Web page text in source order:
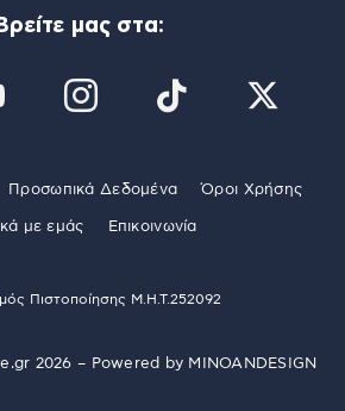
μας στα:
Προσωπικά Δεδομένα Όροι Χρήσης
με εμάς Επικοινωνία
Πιστοποίησης Μ.Η.Τ.252092
2026 – Powered by MINOANDESIGN